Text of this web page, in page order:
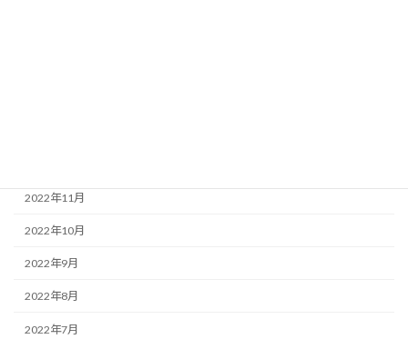
2022年11月
2022年10月
2022年9月
2022年8月
2022年7月